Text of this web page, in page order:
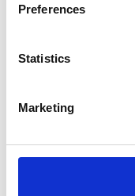
Preferences
Statistics
Marketing
Estimation
30/60 jours
capacité à